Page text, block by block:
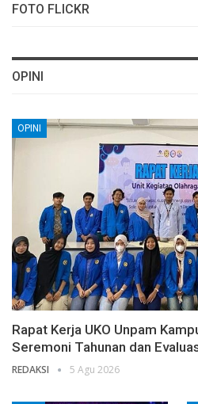
FOTO FLICKR
OPINI
OPINI
Rapat Kerja UKO Unpam
Seremoni Tahunan dan
REDAKSI 5 Agu 2026